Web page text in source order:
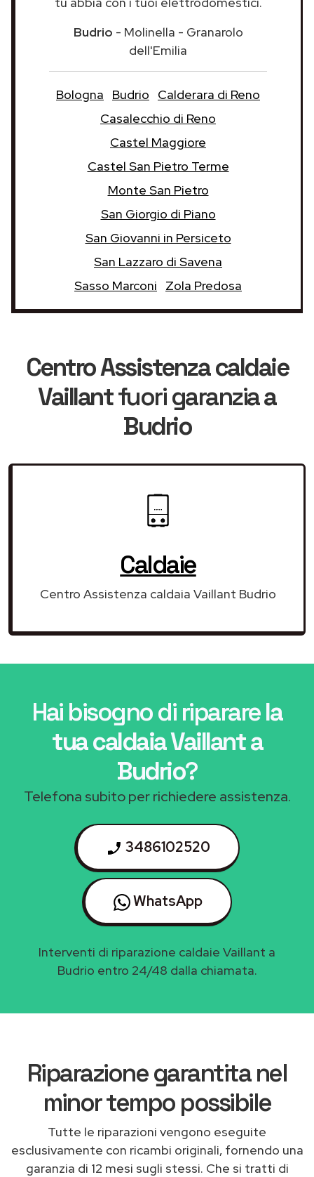
Budrio - Molinella - Granarolo
dell'Emilia
Bologna Budrio
Calderara di Reno
Casalecchio di Reno
Castel Maggiore
Castel San Pietro Terme
Monte San Pietro
San Giorgio di Piano
San Giovanni in Persiceto
San Lazzaro di Savena
Sasso Marconi
Zola Predosa
Centro Assistenza caldaie
Vaillantfuori garanziaa
Budrio
Caldaie
Centro Assistenza caldaia Vaillant Budrio
Hai bisogno di ripararela
tua caldaia Vaillant a
Budrio?
Telefona subito per richiedere assistenza.
3486102520
WhatsApp
Interventi di riparazione caldaie Vaillant a
Budrio entro 24/48 dalla chiamata.
Riparazione garantita nel
minor tempo possibile
Tutte le riparazioni vengono eseguite
esclusivamente con ricambi originali, fornendo una
garanzia di 12 mesi sugli stessi. Che si tratti di